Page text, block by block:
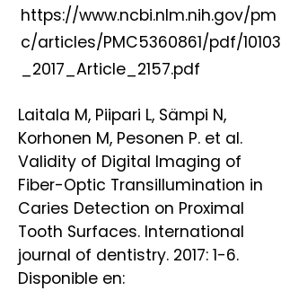
https://www.ncbi.nlm.nih.gov/pm
c/articles/PMC5360861/pdf/10103
_2017_Article_2157.pdf
Laitala M, Piipari L, Sämpi N,
Korhonen M, Pesonen P. et al.
Validity of Digital Imaging of
Fiber-Optic Transillumination in
Caries Detection on Proximal
Tooth Surfaces. International
journal of dentistry. 2017: 1-6.
Disponible en: